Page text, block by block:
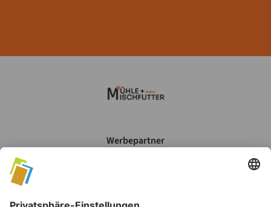
Werbepartner